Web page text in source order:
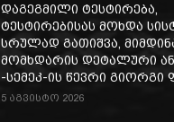
დაგეგმილი ტესტირება,
ტესტირებისას მოხდა
სრულად გათიშვა,
მომხდარის დეტალური
-სემეკ-ის წევრი გიორგი
5 აგვისტო 2026